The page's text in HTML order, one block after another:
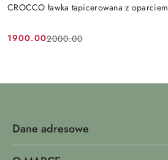
CROCCO ławka tapicerowana z oparciem
Cena
1900.00
Cena
2000.00
Dane adresowe